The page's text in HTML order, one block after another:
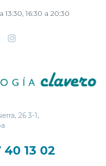
13:30, 16:30 a 20:30
26 3-1,
40 13 02